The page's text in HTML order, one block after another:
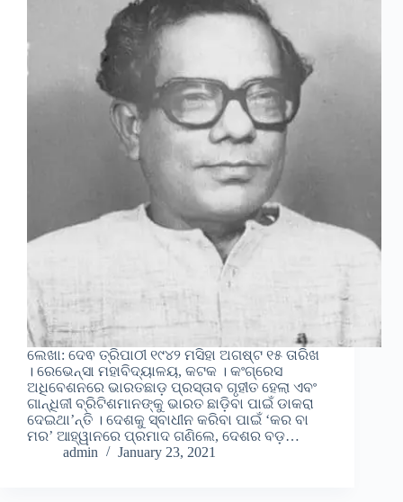
ଲେଖା: ଦେଵ ତ୍ରିପାଠୀ ୧୯୪୨ ମସିହା ଅଗଷ୍ଟ ୧୫ ତାରିଖ
। ରେଭେନ୍ସା ମହାବିଦ୍ୟାଳୟ, କଟକ । କଂଗ୍ରେସ
ଅଧିବେଶନରେ ଭାରତଛାଡ଼ ପ୍ରସ୍ତାବ ଗୃହୀତ ହେଲା ଏବଂ
ଗାନ୍ଧିଜୀ ବ୍ରିଟିଶମାନଙ୍କୁ ଭାରତ ଛାଡ଼ିବା ପାଇଁ ଡାକରା
ଦେଇଥା’ନ୍ତି । ଦେଶକୁ ସ୍ବାଧୀନ କରିବା ପାଇଁ ‘କର ବା
ମର’ ଆହ୍ୱାନରେ ପ୍ରମାଦ ଗଣିଲେ, ଦେଶର ବଡ଼…
admin
January 23, 2021